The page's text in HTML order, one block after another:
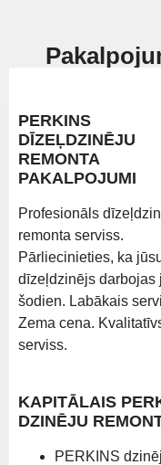
PERKINS
DĪZEĻDZINĒJU
REMONTA
PAKALPOJUMI
Profesionāls
remonta serviss.
Pārliecinieties, ka
dīzeļdzinējs darbojas
šodien. Labākais
Zema cena.
serviss.
KAPITĀLAIS
DZINĒJU
PERKINS